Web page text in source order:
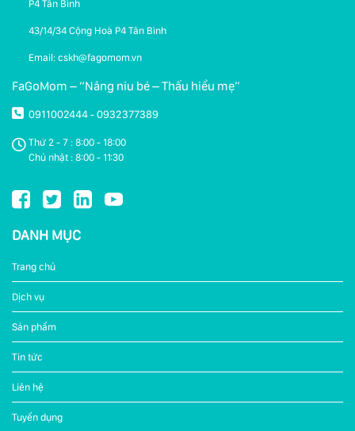
P4 Tân Bình
43/14/34 Cộng Hoà P4 Tân Bình
Email: cskh@fagomom.vn
FaGoMom – “Nâng niu bé – Thấu hiểu mẹ”
0911002444 - 0932377389
Thứ 2 - 7 : 8:00 - 18:00
Chủ nhật : 8:00 - 11:30
DANH MỤC
Trang chủ
Dịch vụ
Sản phẩm
Tin tức
Liên hệ
Tuyển dụng